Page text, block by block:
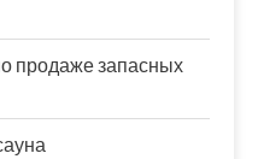
продаже запасных